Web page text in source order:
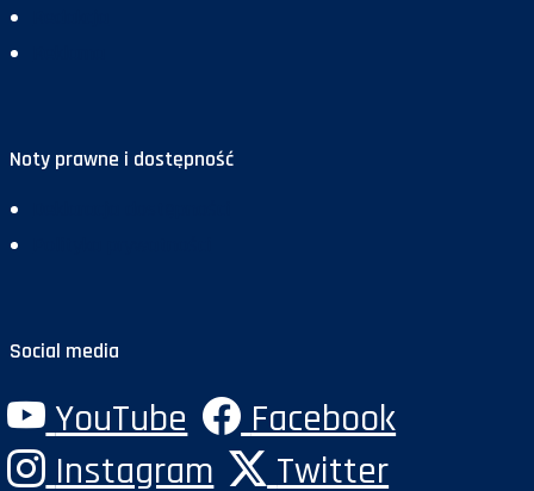
Noty prawne i dostępność
Social media
YouTube
Facebook
Instagram
Twitter